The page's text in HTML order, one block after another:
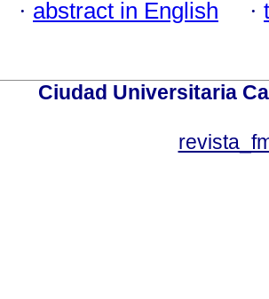
· abstract in English ·
Ciudad Universitaria